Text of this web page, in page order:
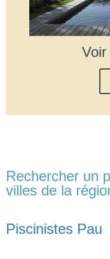
Rechercher un
villes de la
Piscinistes Pau